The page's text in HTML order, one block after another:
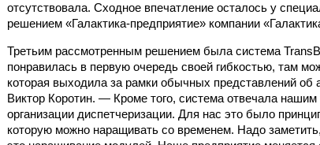
отсутствовала. Сходное впечатление осталось у
решением «Галактика-предприятие» компании
Третьим рассмотренным решением была система
понравилась в первую очередь своей гибкостью, там
которая выходила за рамки обычных представлений
Виктор Коротин. — Кроме того, система отвечала
организации диспетчеризации. Для нас это было
которую можно наращивать со временем. Надо